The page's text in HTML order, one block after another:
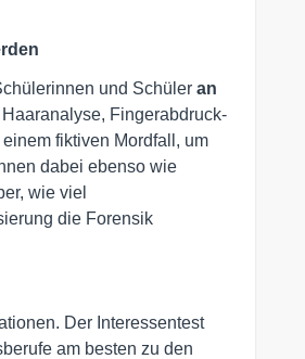
und Schüler an
Fingerabdruck-
fiktiven Mordfall, um
dabei ebenso wie
wie viel
die Forensik
Der Interessentest
am besten zu den